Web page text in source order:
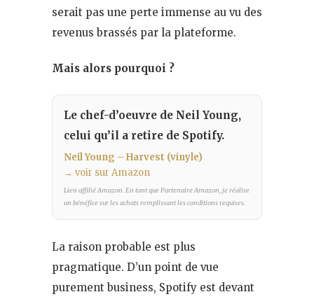
serait pas une perte immense au vu des
revenus brassés par la plateforme.
Mais alors pourquoi ?
Le chef-d’oeuvre de Neil Young,
celui qu’il a retire de Spotify.
Neil Young – Harvest (vinyle)
→ voir sur Amazon
Lien affilié Amazon. En tant que Partenaire Amazon, je réalise
un bénéfice sur les achats remplissant les conditions requises.
La raison probable est plus
pragmatique. D’un point de vue
purement business, Spotify est devant